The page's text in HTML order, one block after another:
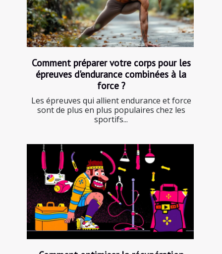
Comment préparer votre corps pour les
épreuves d'endurance combinées à la
force ?
Les épreuves qui allient endurance et force
sont de plus en plus populaires chez les
sportifs...